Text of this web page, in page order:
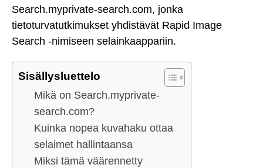
Search.myprivate-search.com, jonka
tietoturvatutkimukset yhdistävät Rapid Image
Search -nimiseen selainkaappariin.
Sisällysluettelo
Mikä on Search.myprivate-
search.com?
Kuinka nopea kuvahaku ottaa
selaimet hallintaansa
Miksi tämä väärennetty